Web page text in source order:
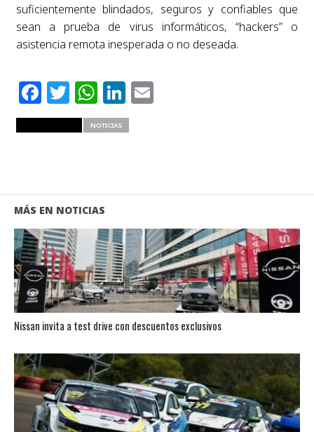
suficientemente blindados, seguros y confiables que
sean a prueba de virus informáticos, “hackers” o
asistencia remota inesperada o no deseada.
Facebook
Twitter
WhatsApp
LinkedIn
Email
NOTICIAS
MÁS EN NOTICIAS
Nissan invita a test drive con descuentos exclusivos